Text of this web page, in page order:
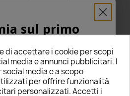
- F16 F86 (2014 -2019)
- E89 (2009 - 2016)
di accettare i cookie per scopi
media e annunci pubblicitari. I
media e a scopo
per offrire funzionalità
personalizzati. Accetti i
sul primo
TE!
qui sotto per ricevere il